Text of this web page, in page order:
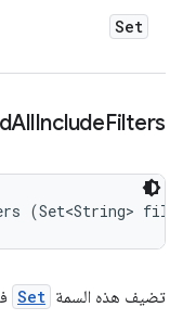
Set
AllIncludeFilters
(Set<String>
تضيف هذه السمة Set